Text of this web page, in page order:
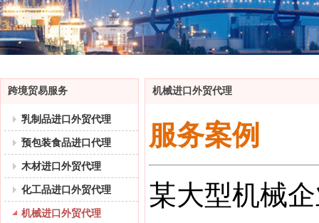
跨境贸易服务
乳制品进口外贸代理
预包装食品进口代理
木材进口外贸代理
化工品进口外贸代理
机械进口外贸代理
机械进口外贸代理
服务案例
某大型机械